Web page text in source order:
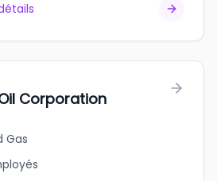
Corporation
Gas